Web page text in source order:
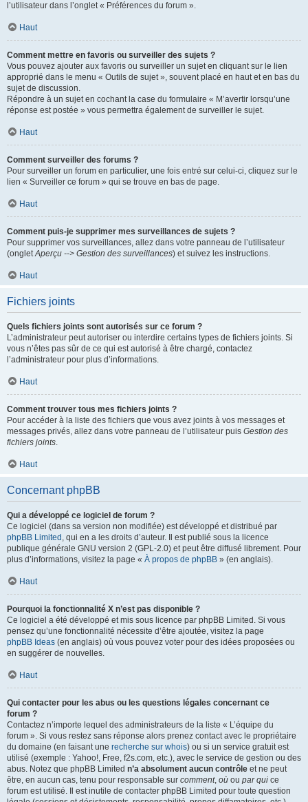
l’utilisateur dans l’onglet « Préférences du forum ».
Haut
Comment mettre en favoris ou surveiller des sujets ?
Vous pouvez ajouter aux favoris ou surveiller un sujet en cliquant sur le lien
approprié dans le menu « Outils de sujet », souvent placé en haut et en bas du
sujet de discussion.
Répondre à un sujet en cochant la case du formulaire « M’avertir lorsqu’une
réponse est postée » vous permettra également de surveiller le sujet.
Haut
Comment surveiller des forums ?
Pour surveiller un forum en particulier, une fois entré sur celui-ci, cliquez sur le
lien « Surveiller ce forum » qui se trouve en bas de page.
Haut
Comment puis-je supprimer mes surveillances de sujets ?
Pour supprimer vos surveillances, allez dans votre panneau de l’utilisateur
(ongletAperçu --> Gestion des surveillances) et suivez les instructions.
Haut
Fichiers joints
Quels fichiers joints sont autorisés sur ce forum ?
L’administrateur peut autoriser ou interdire certains types de fichiers joints. Si
vous n’êtes pas sûr de ce qui est autorisé à être chargé, contactez
l’administrateur pour plus d’informations.
Haut
Comment trouver tous mes fichiers joints ?
Pour accéder à la liste des fichiers que vous avez joints à vos messages et
messages privés, allez dans votre panneau de l’utilisateur puis Gestion des
fichiers joints.
Haut
Concernant phpBB
Qui a développé ce logiciel de forum ?
Ce logiciel (dans sa version non modifiée) est développé et distribué par
phpBB Limited , qui en a les droits d’auteur. Il est publié sous la licence
publique générale GNU version 2 (GPL-2.0) et peut être diffusé librement. Pour
plus d’informations, visitez la page « À propos de phpBB » (en anglais).
Haut
Pourquoi la fonctionnalité X n’est pas disponible ?
Ce logiciel a été développé et mis sous licence par phpBB Limited. Si vous
pensez qu’une fonctionnalité nécessite d’être ajoutée, visitez la page
phpBB Ideas (en anglais) où vous pouvez voter pour des idées proposées ou
en suggérer de nouvelles.
Haut
Qui contacter pour les abus ou les questions légales concernant ce
forum ?
Contactez n’importe lequel des administrateurs de la liste « L’équipe du
forum ». Si vous restez sans réponse alors prenez contact avec le propriétaire
du domaine (en faisant une recherche sur whois) ou si un service gratuit est
utilisé (exemple : Yahoo!, Free, f2s.com, etc.), avec le service de gestion ou des
abus. Notez que phpBB Limited n’a absolument aucun contrôle et ne peut
être, en aucun cas, tenu pour responsable sur comment, où ou par qui ce
forum est utilisé. Il est inutile de contacter phpBB Limited pour toute question